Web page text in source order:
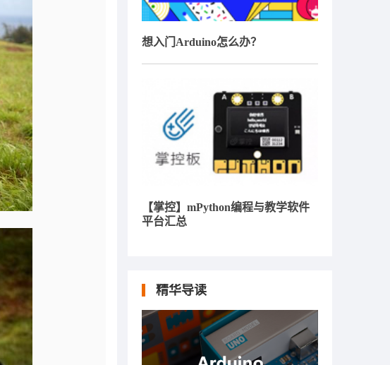
想入门Arduino怎么办？
【掌控】mPython编程与教学软件
平台汇总
精华导读